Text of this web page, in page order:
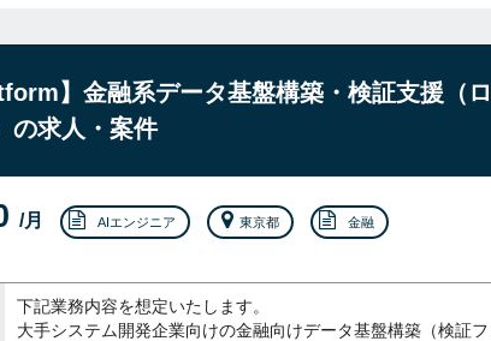
】金融系データ基盤構築・検証支援（
の求人・案件
/月 AIエンジニア 東京都 金融
下記業務内容を想定いたします。
大手システム開発企業向けの金融向けデータ基盤構築（検証